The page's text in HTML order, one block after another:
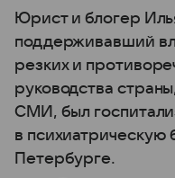
Юрист и блогер
поддерживавший
резких и
руководства
СМИ, был
в психиатрическую
Петербурге.